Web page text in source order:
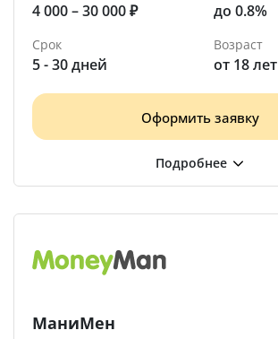
4 000 – 30 000 ₽ до 0.8%
Срок
5 - 30 дней
Возраст
от 18 лет
Оформить заявку
МаниМен